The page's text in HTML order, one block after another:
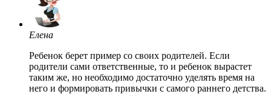
Елена
Ребенок берет пример со своих родителей. Если
родители сами ответственные, то и ребенок вырастет
таким же, но необходимо достаточно уделять время на
него и формировать привычки с самого раннего детства.